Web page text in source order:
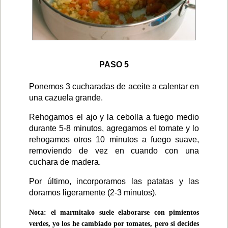
PASO 5
Ponemos 3 cucharadas de aceite a calentar en
una cazuela grande.
Rehogamos el ajo y la cebolla a fuego medio
durante 5-8 minutos, agregamos el tomate y lo
rehogamos otros 10 minutos a fuego suave,
removiendo de vez en cuando con una
cuchara de madera.
Por último, incorporamos las patatas y las
doramos ligeramente (2-3 minutos).
Nota: el marmitako suele elaborarse con pimientos
verdes, yo los he cambiado por tomates, pero si decides